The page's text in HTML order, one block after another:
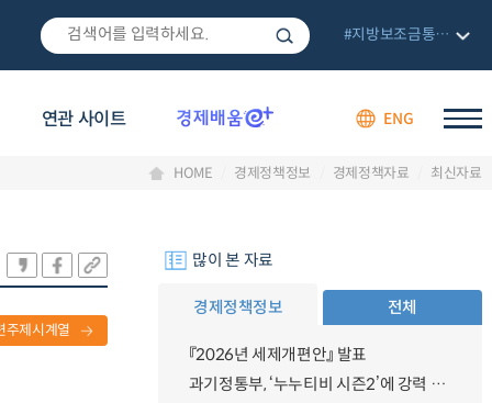
연관 사이트 ENG
#지방보조금통합관리망
HOME 경제정책정보 경제정책자료 최신자료
주제시계열
많이 본 자료
경제정책정보 전체
『2026년 세제개편안』 발표
과기정통부, ‘누누티비 시즌2’에 강력 대응 의지 밝혀